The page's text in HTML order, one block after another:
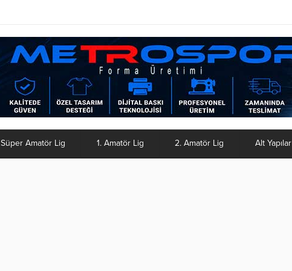
Süper Amatör Lig 1. Amatör Lig 2. Amatör Lig Alt Yapılar